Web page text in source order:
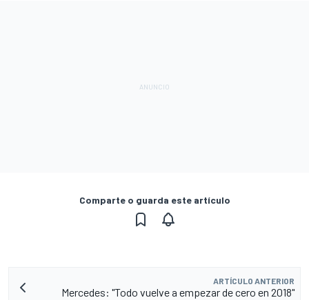
Comparte o guarda este artículo
ARTÍCULO ANTERIOR
Mercedes: "Todo vuelve a empezar de cero en 2018"